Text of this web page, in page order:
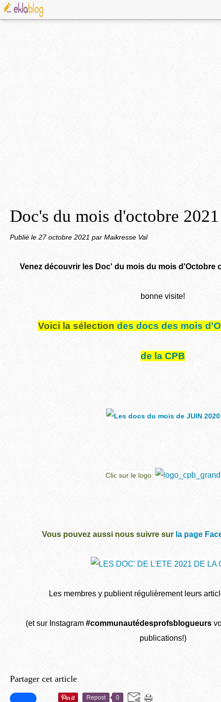
Doc's du mois d'octobre 2021
Publié le 27 octobre 2021 par Maikresse Val
Venez découvrir les Doc' du mois du mois d'Octobre
bonne visite!
Voici la sélection des docs des mois
de la CPB
Clic sur le logo:
Vous pouvez aussi nous suivre sur la page
Les membres y publient régulièrement leurs
(et sur Instagram #communautédesprofsblogueurs
publications!)
Partager cet article
Repost 0